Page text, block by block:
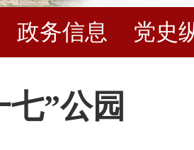
政务信息 党史
七”公园